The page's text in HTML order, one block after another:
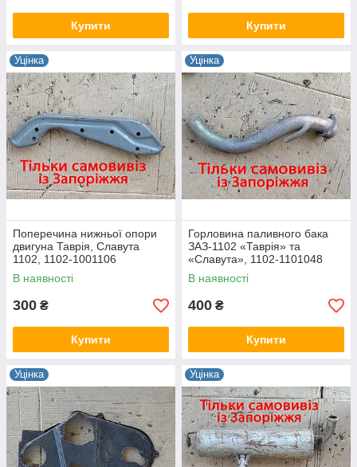
Купити Купити
Уцінка
Поперечина нижньої опори
двигуна Таврія, Славута
1102, 1102-1001106
В наявності
300 ₴
Купити
Уцінка
Горловина паливного бака
ЗАЗ-1102 «Таврія» та
«Славута», 1102-1101048
В наявності
400 ₴
Купити
Уцінка Уцінка